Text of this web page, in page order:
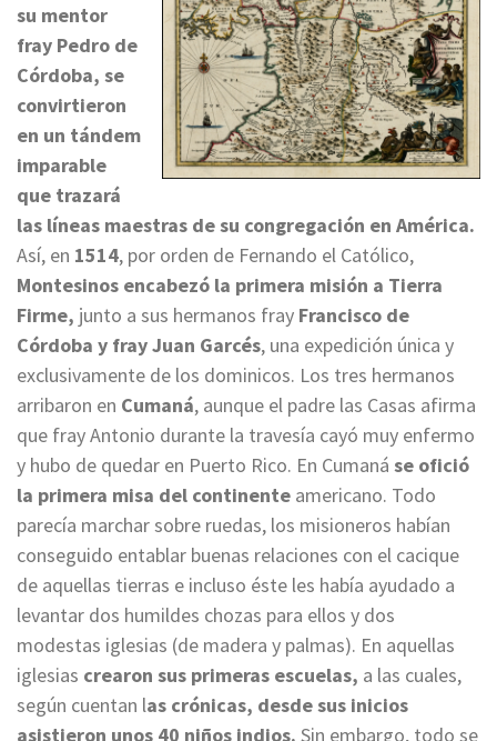
su mentor
fray Pedro de
Córdoba, se
convirtieron
en un tándem
imparable
que trazará
las líneas maestras de su congregación en América.
Así, en 1514, por orden de Fernando el Católico,
Montesinos encabezó la primera misión a Tierra
Firme, junto a sus hermanos fray Francisco de
Córdoba y fray Juan Garcés, una expedición única y
exclusivamente de los dominicos. Los tres hermanos
arribaron en Cumaná, aunque el padre las Casas afirma
que fray Antonio durante la travesía cayó muy enfermo
y hubo de quedar en Puerto Rico. En Cumaná se ofició
la primera misa del continente americano. Todo
parecía marchar sobre ruedas, los misioneros habían
conseguido entablar buenas relaciones con el cacique
de aquellas tierras e incluso éste les había ayudado a
levantar dos humildes chozas para ellos y dos
modestas iglesias (de madera y palmas). En aquellas
iglesias crearon sus primeras escuelas, a las cuales,
según cuentan las crónicas, desde sus inicios
asistieron unos 40 niños indios. Sin embargo, todo se